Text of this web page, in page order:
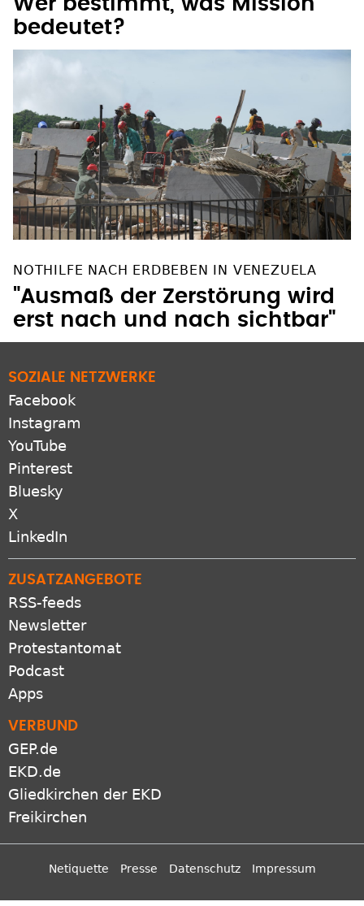
bedeutet?
"Ausmaß der Zerstörung wird
erst nach und nach sichtbar"
Facebook
Instagram
YouTube
Pinterest
Bluesky
X
LinkedIn
RSS-feeds
Newsletter
Protestantomat
Podcast
Apps
GEP.de
EKD.de
Gliedkirchen der EKD
Freikirchen